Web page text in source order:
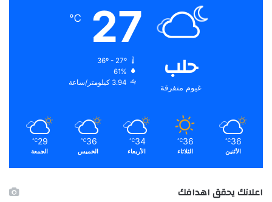
حلب
غيوم متفرقة
27
℃
36º - 27º
61%
3.94 كيلومتر/ساعة
36
℃
الأثنين
36
℃
الثلاثاء
34
℃
الأربعاء
36
℃
الخميس
29
℃
الجمعة
اعلانك يحقق اهدافك